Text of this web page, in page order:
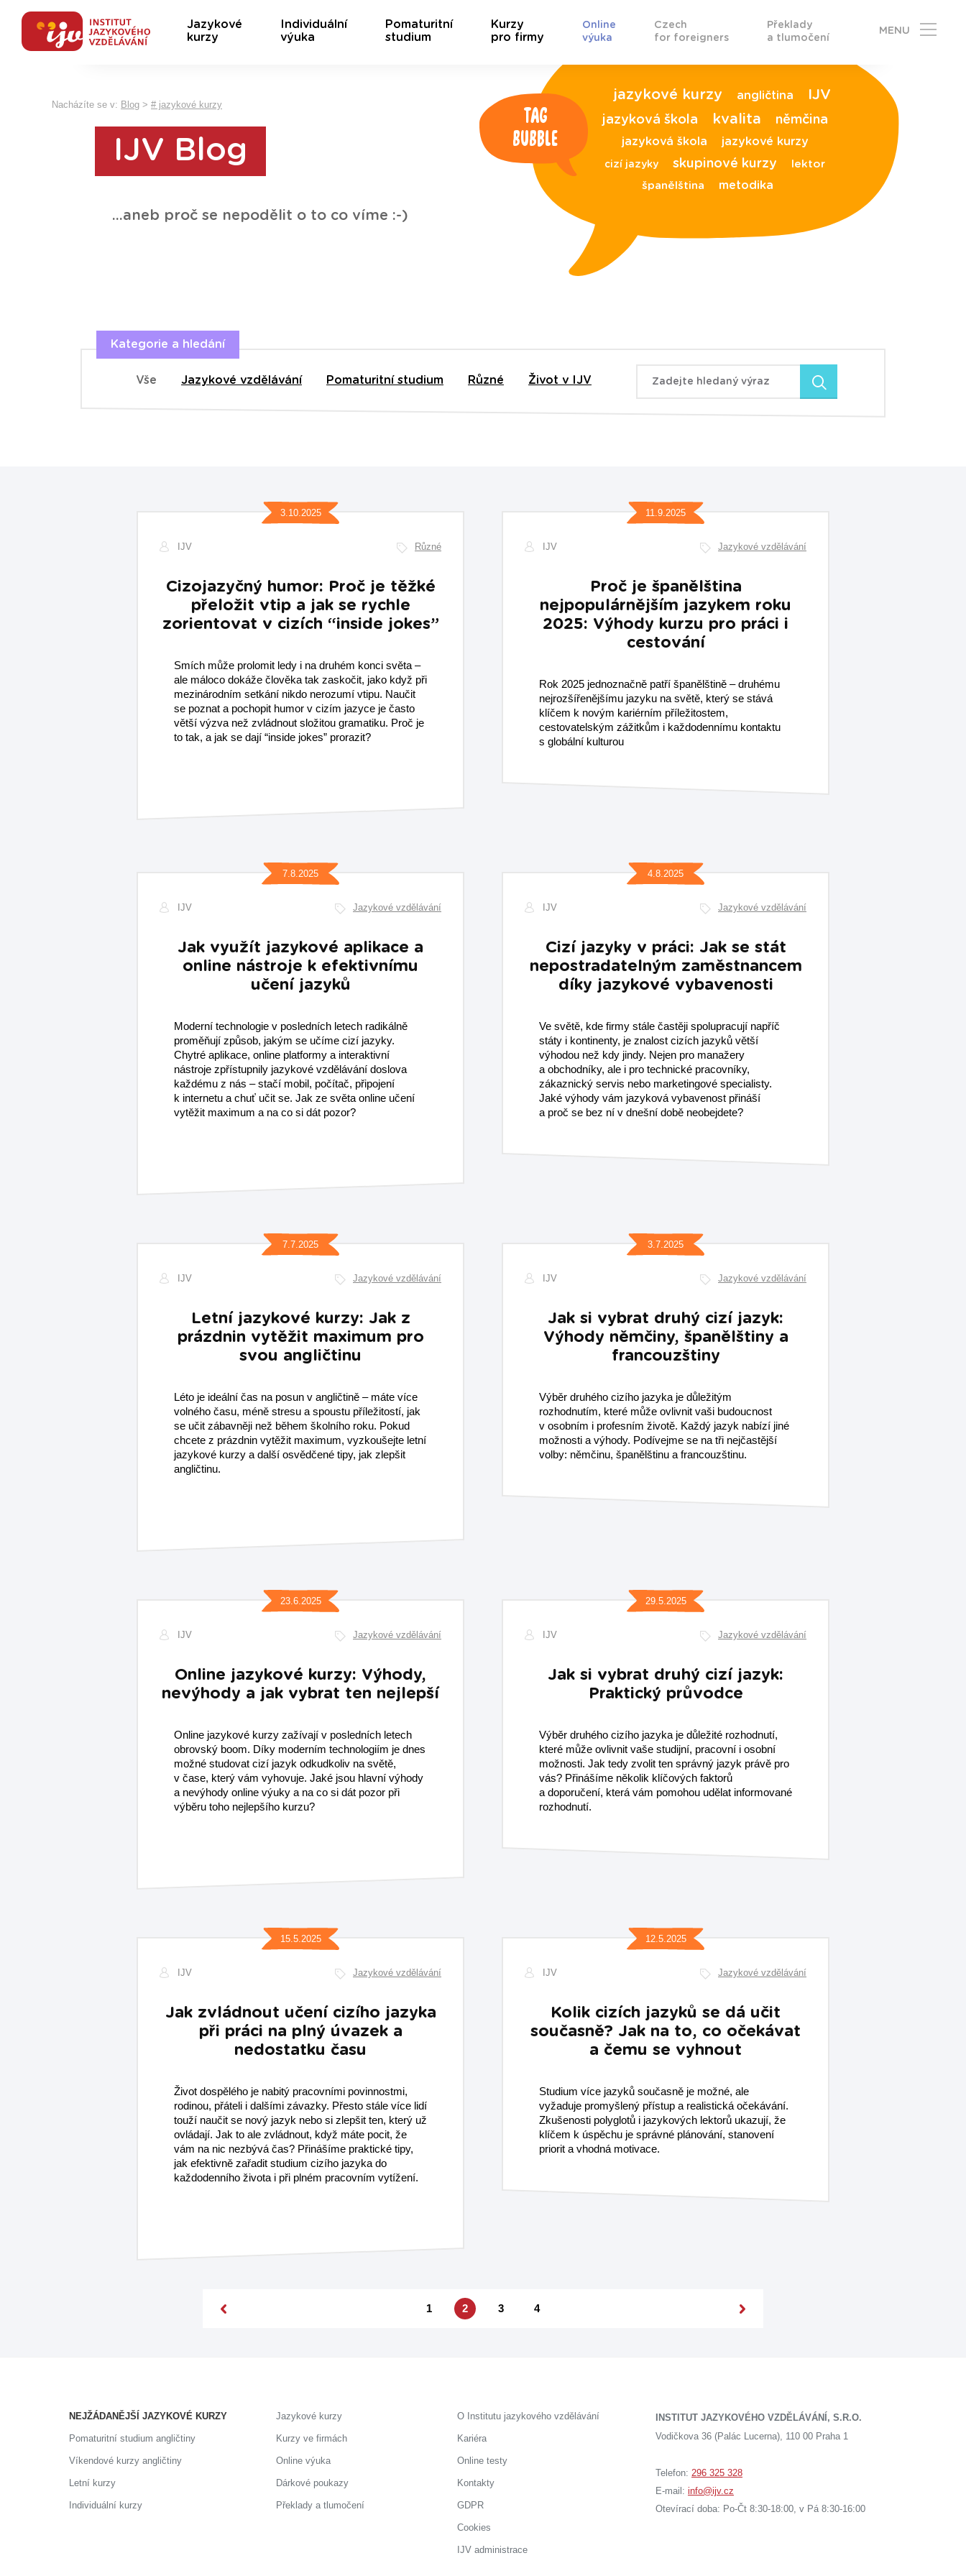
Jazykové
kurzy
Individuální
výuka
Pomaturitní
studium
Kurzy
pro firmy
Online
výuka
Czech
for foreigners
Překlady
a tlumočení
MENU
Nacházíte se v: Blog > # jazykové kurzy
IJV Blog
...aneb proč se nepodělit o to co víme :-)
jazykové kurzy angličtina IJV
jazyková škola kvalita němčina
jazyková škola jazykové kurzy
cizí jazyky skupinové kurzy
lektor
španělština
metodika
Tag
bubble
Kategorie a hledání
Vše Jazykové vzdělávání Pomaturitní studium Různé Život v IJV Zadejte hledaný výraz
3.10.2025
IJV Různé
Cizojazyčný humor: Proč je těžké
přeložit vtip a jak se rychle
zorientovat v cizích “inside jokes”
Smích může prolomit ledy i na druhém konci světa –
ale máloco dokáže člověka tak zaskočit, jako když při
mezinárodním setkání nikdo nerozumí vtipu. Naučit
se poznat a pochopit humor v cizím jazyce je často
větší výzva než zvládnout složitou gramatiku. Proč je
to tak, a jak se dají “inside jokes” prorazit?
11.9.2025
IJV Jazykové vzdělávání
Proč je španělština
nejpopulárnějším jazykem roku
2025: Výhody kurzu pro práci i
cestování
Rok 2025 jednoznačně patří španělštině – druhému
nejrozšířenějšímu jazyku na světě, který se stává
klíčem k novým kariérním příležitostem,
cestovatelským zážitkům i každodennímu kontaktu
s globální kulturou
7.8.2025
IJV Jazykové vzdělávání
Jak využít jazykové aplikace a
online nástroje k efektivnímu
učení jazyků
Moderní technologie v posledních letech radikálně
proměňují způsob, jakým se učíme cizí jazyky.
Chytré aplikace, online platformy a interaktivní
nástroje zpřístupnily jazykové vzdělávání doslova
každému z nás – stačí mobil, počítač, připojení
k internetu a chuť učit se. Jak ze světa online učení
vytěžit maximum a na co si dát pozor?
4.8.2025
IJV Jazykové vzdělávání
Cizí jazyky v práci: Jak se stát
nepostradatelným zaměstnancem
díky jazykové vybavenosti
Ve světě, kde firmy stále častěji spolupracují napříč
státy i kontinenty, je znalost cizích jazyků větší
výhodou než kdy jindy. Nejen pro manažery
a obchodníky, ale i pro technické pracovníky,
zákaznický servis nebo marketingové specialisty.
Jaké výhody vám jazyková vybavenost přináší
a proč se bez ní v dnešní době neobejdete?
7.7.2025
IJV Jazykové vzdělávání
Letní jazykové kurzy: Jak z
prázdnin vytěžit maximum pro
svou angličtinu
Léto je ideální čas na posun v angličtině – máte více
volného času, méně stresu a spoustu příležitostí, jak
se učit zábavněji než během školního roku. Pokud
chcete z prázdnin vytěžit maximum, vyzkoušejte letní
jazykové kurzy a další osvědčené tipy, jak zlepšit
angličtinu.
3.7.2025
IJV Jazykové vzdělávání
Jak si vybrat druhý cizí jazyk:
Výhody němčiny, španělštiny a
francouzštiny
Výběr druhého cizího jazyka je důležitým
rozhodnutím, které může ovlivnit vaši budoucnost
v osobním i profesním životě. Každý jazyk nabízí jiné
možnosti a výhody. Podívejme se na tři nejčastější
volby: němčinu, španělštinu a francouzštinu.
23.6.2025
IJV Jazykové vzdělávání
Online jazykové kurzy: Výhody,
nevýhody a jak vybrat ten nejlepší
Online jazykové kurzy zažívají v posledních letech
obrovský boom. Díky moderním technologiím je dnes
možné studovat cizí jazyk odkudkoliv na světě,
v čase, který vám vyhovuje. Jaké jsou hlavní výhody
a nevýhody online výuky a na co si dát pozor při
výběru toho nejlepšího kurzu?
29.5.2025
IJV Jazykové vzdělávání
Jak si vybrat druhý cizí jazyk:
Praktický průvodce
Výběr druhého cizího jazyka je důležité rozhodnutí,
které může ovlivnit vaše studijní, pracovní i osobní
možnosti. Jak tedy zvolit ten správný jazyk právě pro
vás? Přinášíme několik klíčových faktorů
a doporučení, která vám pomohou udělat informované
rozhodnutí.
15.5.2025
IJV Jazykové vzdělávání
Jak zvládnout učení cizího jazyka
při práci na plný úvazek a
nedostatku času
Život dospělého je nabitý pracovními povinnostmi,
rodinou, přáteli i dalšími závazky. Přesto stále více lidí
touží naučit se nový jazyk nebo si zlepšit ten, který už
ovládají. Jak to ale zvládnout, když máte pocit, že
vám na nic nezbývá čas? Přinášíme praktické tipy,
jak efektivně zařadit studium cizího jazyka do
každodenního života i při plném pracovním vytížení.
12.5.2025
IJV Jazykové vzdělávání
Kolik cizích jazyků se dá učit
současně? Jak na to, co očekávat
a čemu se vyhnout
Studium více jazyků současně je možné, ale
vyžaduje promyšlený přístup a realistická očekávání.
Zkušenosti polyglotů i jazykových lektorů ukazují, že
klíčem k úspěchu je správné plánování, stanovení
priorit a vhodná motivace.
1 2 3 4
NEJŽÁDANĚJŠÍ JAZYKOVÉ KURZY
Pomaturitní studium angličtiny
Víkendové kurzy angličtiny
Letní kurzy
Individuální kurzy
Jazykové kurzy
Kurzy ve firmách
Online výuka
Dárkové poukazy
Překlady a tlumočení
O Institutu jazykového vzdělávání
Kariéra
Online testy
Kontakty
GDPR
Cookies
IJV administrace
INSTITUT JAZYKOVÉHO VZDĚLÁVÁNÍ, S.R.O.
Vodičkova 36 (Palác Lucerna), 110 00 Praha 1
Telefon: 296 325 328
E-mail: info@ijv.cz
Otevírací doba: Po-Čt 8:30-18:00, v Pá 8:30-16:00